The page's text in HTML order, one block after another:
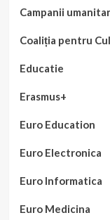
Campanii
Coaliția pentru
Educatie
Erasmus+
Euro Education
Euro Electronica
Euro Informatica
Euro Medicina